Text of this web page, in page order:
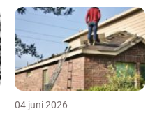
04 juni 2026